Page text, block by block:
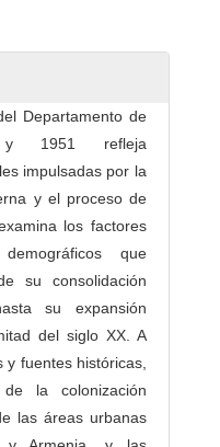
Departamento de
1951 refleja
impulsadas por la
y el proceso de
los factores
que
su consolidación
su expansión
del siglo XX. A
y fuentes históricas,
la colonización
las áreas urbanas